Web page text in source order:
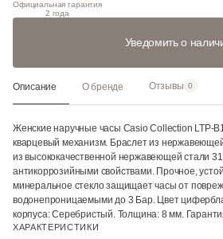
Официальная гарантия
2 года
Уведомить о
Описание О бренде Отзывы 0
Женские наручные часы Casio Collection LTP-
кварцевый механизм. Браслет из
из высококачественной нержавеющей стали
антикоррозийными свойствами. Прочное,
минеральное стекло защищает часы от
водонепроницаемыми до 3 Бар. Цвет
корпуса: Серебристый. Толщина: 8 мм.
ХАРАКТЕРИСТИКИ